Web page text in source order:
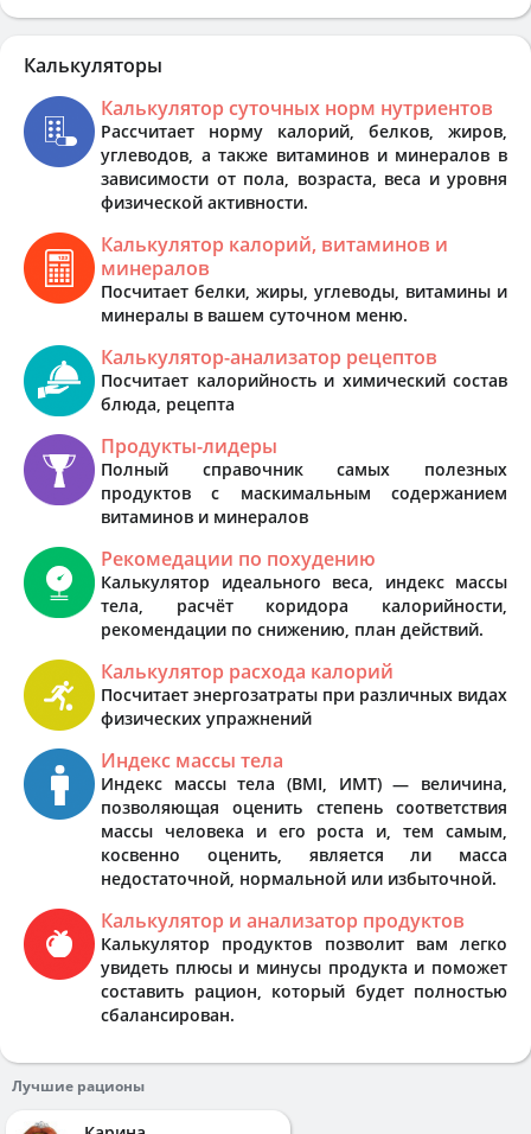
Калькуляторы
Калькулятор суточных норм нутриентов
Рассчитает норму калорий, белков, жиров,
углеводов, а также витаминов и минералов в
зависимости от пола, возраста, веса и уровня
физической активности.
Калькулятор калорий, витаминов и
минералов
Посчитает белки, жиры, углеводы, витамины и
минералы в вашем суточном меню.
Калькулятор-анализатор рецептов
Посчитает калорийность и химический состав
блюда, рецепта
Продукты-лидеры
Полный справочник самых полезных
продуктов с маскимальным содержанием
витаминов и минералов
Рекомедации по похудению
Калькулятор идеального веса, индекс массы
тела, расчёт коридора калорийности,
рекомендации по снижению, план действий.
Калькулятор расхода калорий
Посчитает энергозатраты при различных видах
физических упражнений
Индекс массы тела
Индекс массы тела (BMI, ИМТ) — величина,
позволяющая оценить степень соответствия
массы человека и его роста и, тем самым,
косвенно оценить, является ли масса
недостаточной, нормальной или избыточной.
Калькулятор и анализатор продуктов
Калькулятор продуктов позволит вам легко
увидеть плюсы и минусы продукта и поможет
составить рацион, который будет полностью
сбалансирован.
Лучшие рационы